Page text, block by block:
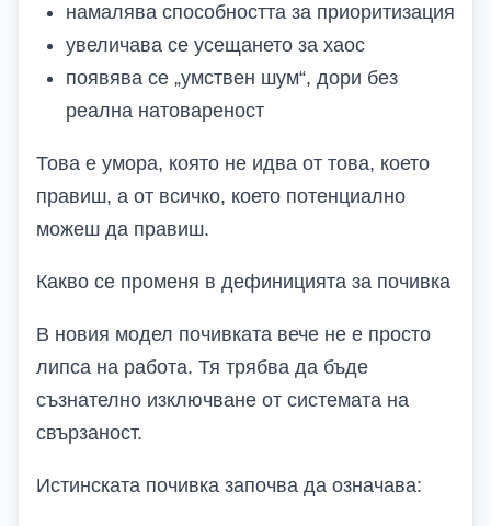
намалява способността за приоритизация
увеличава се усещането за хаос
появява се „умствен шум“, дори без
реална натовареност
Това е умора, която не идва от това, което
правиш, а от всичко, което потенциално
можеш да правиш.
Какво се променя в дефиницията за почивка
В новия модел почивката вече не е просто
липса на работа. Тя трябва да бъде
съзнателно изключване от системата на
свързаност.
Истинската почивка започва да означава: